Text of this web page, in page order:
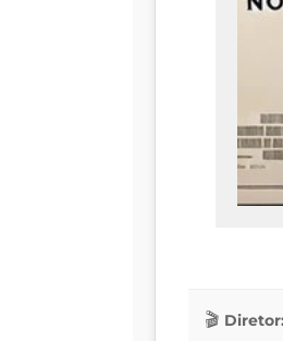
Diretor: